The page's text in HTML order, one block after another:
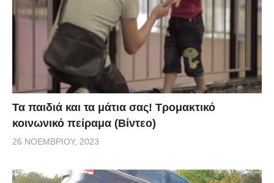
Τα παιδιά και τα μάτια σας! Τρομακτικό
κοινωνικό πείραμα (Βίντεο)
26 ΝΟΕΜΒΡΊΟΥ, 2023